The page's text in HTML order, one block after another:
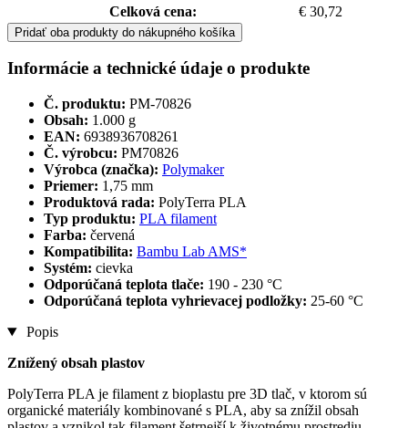
Celková cena:
€ 30,72
Pridať oba produkty do nákupného košíka
Informácie a technické údaje o produkte
Č. produktu: PM-70826
Obsah: 1.000 g
EAN: 6938936708261
Č. výrobcu: PM70826
Výrobca (značka): Polymaker
Priemer: 1,75 mm
Produktová rada: PolyTerra PLA
Typ produktu: PLA filament
Farba: červená
Kompatibilita: Bambu Lab AMS*
Systém: cievka
Odporúčaná teplota tlače: 190 - 230 °C
Odporúčaná teplota vyhrievacej podložky: 25-60 °C
Popis
Znížený obsah plastov
PolyTerra PLA je filament z bioplastu pre 3D tlač, v ktorom sú
organické materiály kombinované s PLA, aby sa znížil obsah